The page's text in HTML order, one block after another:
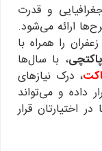
و قدرت
ارائه می‌شود.
را همراه با
، با سال‌ها
، درک نیازهای
داده و می‌تواند
اختیارتان قرار